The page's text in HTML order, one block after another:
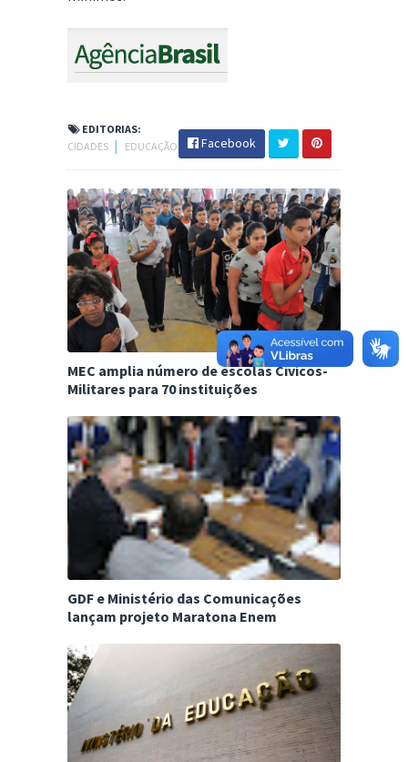
EDITORIAS:
CIDADES
EDUCAÇÃO Facebook
MEC amplia número de escolas Cívicos-
Militares para 70 instituições
GDF e Ministério das Comunicações
lançam projeto Maratona Enem